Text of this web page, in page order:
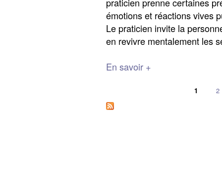
émotions et réactions vives
Le praticien invite la
en revivre mentalement les
En savoir +
1 2